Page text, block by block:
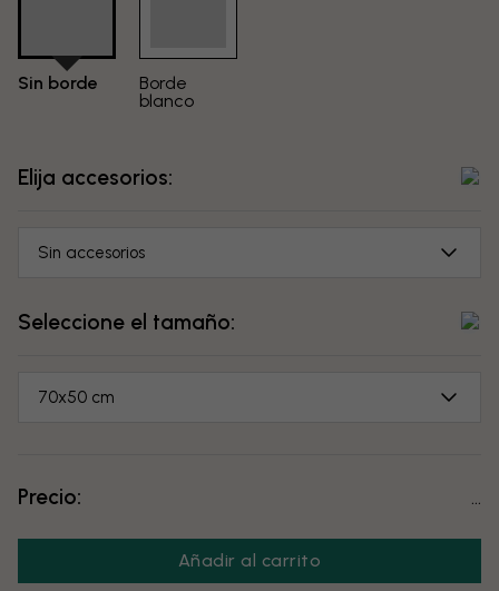
Sin borde
Borde
blanco
Elija accesorios:
Sin accesorios
Seleccione el tamaño:
70x50 cm
Precio:
Añadir al carrito